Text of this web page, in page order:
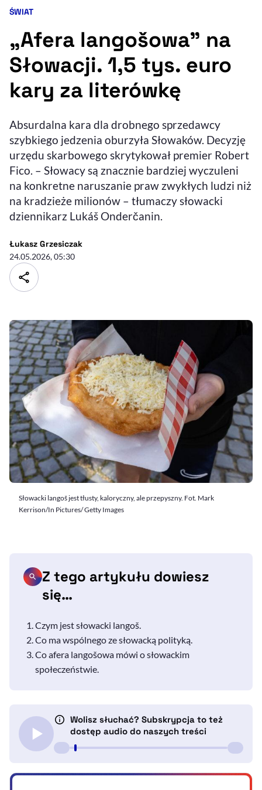
Ułatwienia dostępności wspierają:
Sprawdź, jak i dlaczego zwiększamy dostępność, otwiera się w nowym
Deklaracja dostępności, otwiera się w nowym oknie
Zgłoś problem
Kategoria artykułu:
ŚWIAT
„Afera langošowa” na
Słowacji. 1,5 tys. euro
kary za literówkę
Absurdalna kara dla drobnego sprzedawcy
szybkiego jedzenia oburzyła Słowaków. Decyzję
urzędu skarbowego skrytykował premier Robert
Fico. – Słowacy są znacznie bardziej wyczuleni
na konkretne naruszanie praw zwykłych ludzi niż
na kradzieże milionów – tłumaczy słowacki
dziennikarz Lukáš Onderčanin.
Łukasz Grzesiczak- autor artykułu - profil
24.05.2026, 05:30
Słowacki langoš jest tłusty, kaloryczny, ale przepyszny. Fot. Mark
Kerrison/In Pictures/ Getty Images
Z tego artykułu dowiesz
się…
Czym jest słowacki langoš.
Co ma wspólnego ze słowacką polityką.
Co afera langošowa mówi o słowackim
społeczeństwie.